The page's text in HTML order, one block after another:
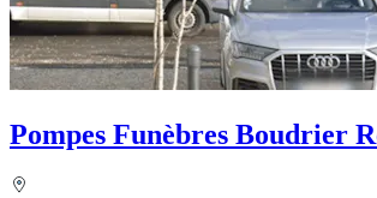
Pompes Funèbres Boudrier